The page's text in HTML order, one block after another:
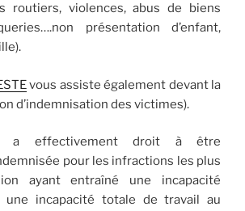
routiers, violences, abus de biens
présentation d’enfant,
vous assiste également devant la
d’indemnisation des victimes).
a effectivement droit à être
pour les infractions les plus
ayant entraîné une incapacité
une incapacité totale de travail au